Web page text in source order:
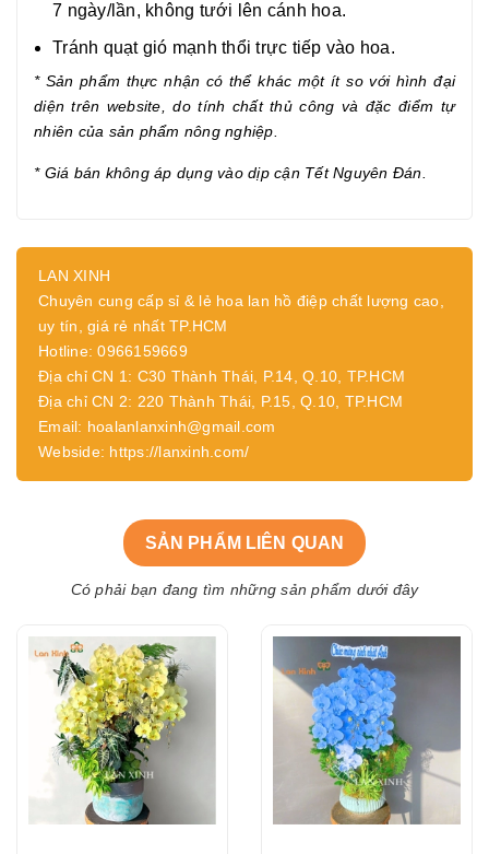
7 ngày/lần, không tưới lên cánh hoa.
Tránh quạt gió mạnh thổi trực tiếp vào hoa.
* Sản phẩm thực nhận có thể khác một ít so với hình đại
diện trên website, do tính chất thủ công và đặc điểm tự
nhiên của sản phẩm nông nghiệp.
* Giá bán không áp dụng vào dịp cận Tết Nguyên Đán.
LAN XINH
Chuyên cung cấp sỉ & lẻ hoa lan hồ điệp chất lượng cao,
uy tín, giá rẻ nhất TP.HCM
Hotline: 0966159669
Địa chỉ CN 1: C30 Thành Thái, P.14, Q.10, TP.HCM
Địa chỉ CN 2: 220 Thành Thái, P.15, Q.10, TP.HCM
Email: hoalanlanxinh@gmail.com
Webside: https://lanxinh.com/
SẢN PHẨM LIÊN QUAN
Có phải bạn đang tìm những sản phẩm dưới đây